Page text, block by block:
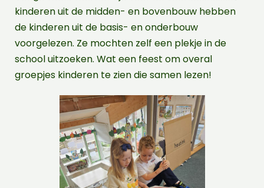
kinderen uit de midden- en bovenbouw hebben
de kinderen uit de basis- en onderbouw
voorgelezen. Ze mochten zelf een plekje in de
school uitzoeken. Wat een feest om overal
groepjes kinderen te zien die samen lezen!